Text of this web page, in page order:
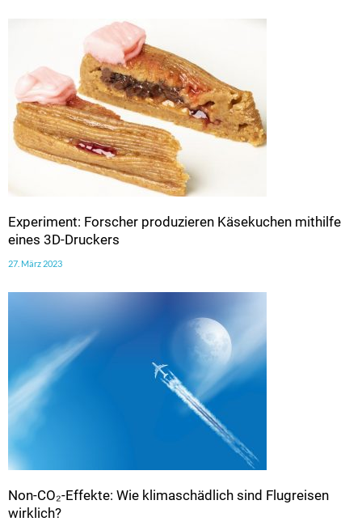
Experiment: Forscher produzieren Käsekuchen mithilfe
eines 3D-Druckers
27. März 2023
Non-CO₂-Effekte: Wie klimaschädlich sind Flugreisen
wirklich?